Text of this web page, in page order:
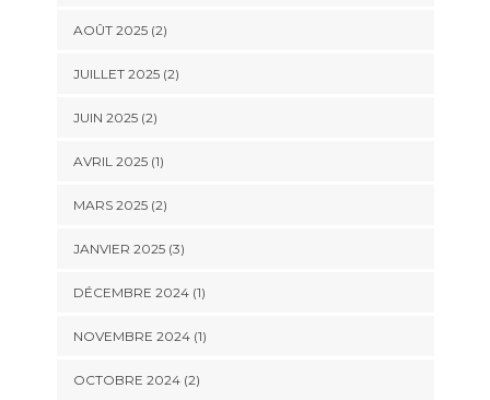
AOÛT 2025(2)
JUILLET 2025(2)
JUIN 2025(2)
AVRIL 2025(1)
MARS 2025(2)
JANVIER 2025(3)
DÉCEMBRE 2024(1)
NOVEMBRE 2024(1)
OCTOBRE 2024(2)